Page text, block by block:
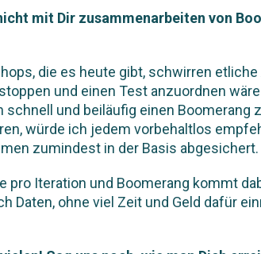
mit Dir zusammenarbeiten von
die es heute gibt, schwirren etliche
und einen Test anzuordnen
und beiläufig einen Boomerang
würde ich jedem vorbehaltlos
zumindest in der Basis abgesichert.
pro Iteration und Boomerang kommt
Daten, ohne viel Zeit und Geld dafür